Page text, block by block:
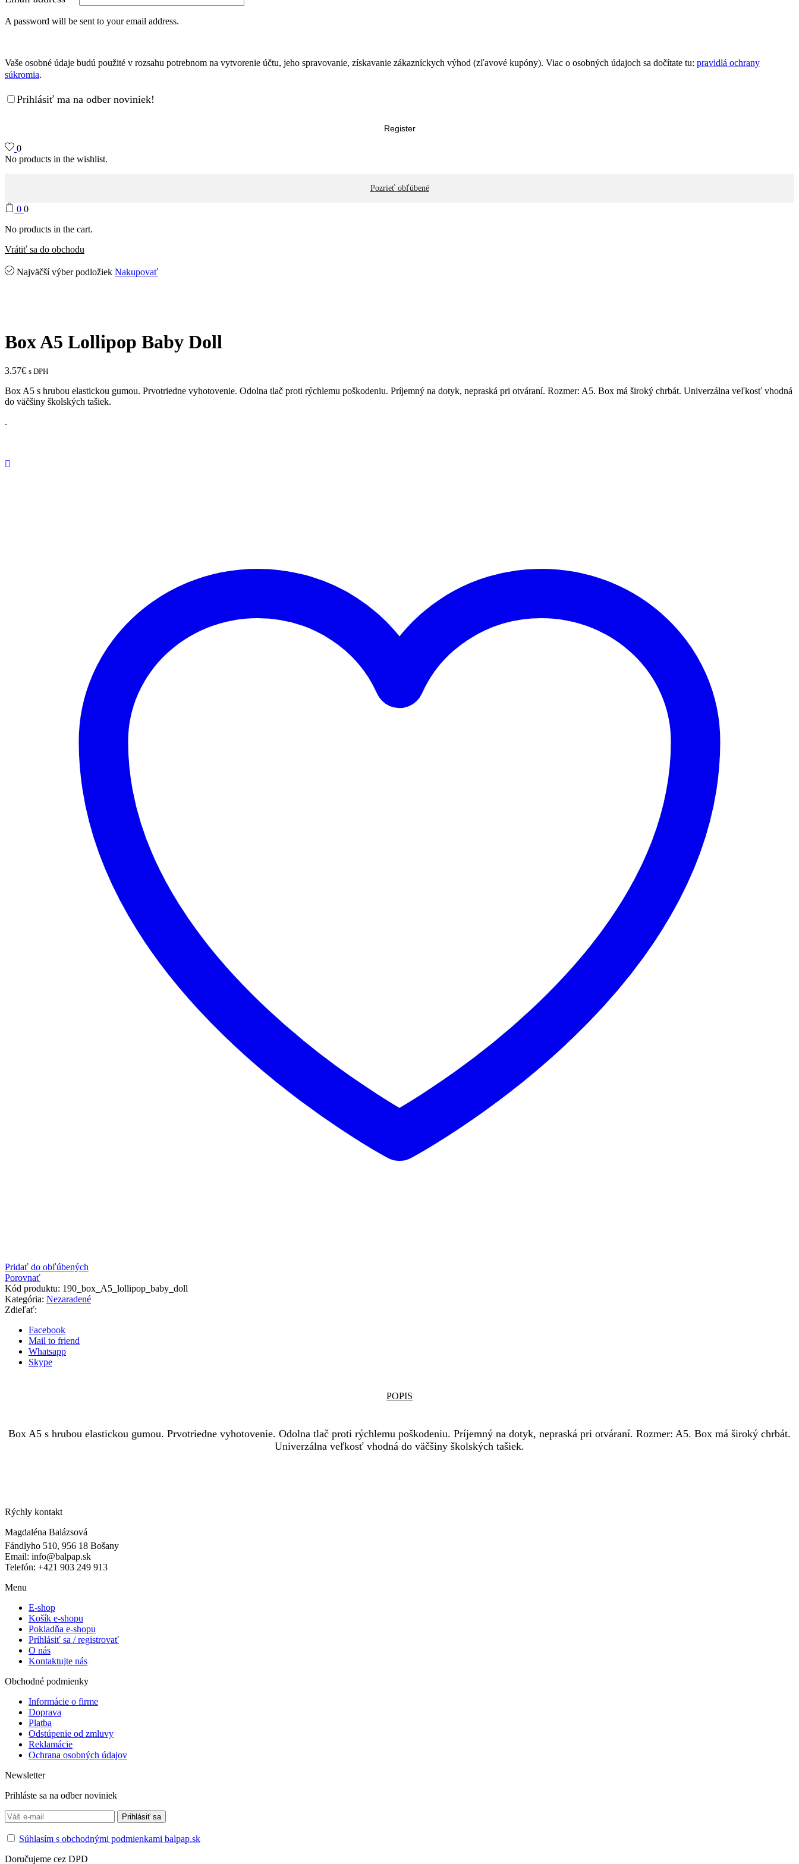
A password will be sent to your email address.
Vaše osobné údaje budú použité v rozsahu potrebnom na vytvorenie účtu, jeho spravovanie, získavanie zákazníckych výhod (zľavové kupóny). Viac o osobných údajoch sa dočítate tu: pravidlá ochrany
súkromia.
Prihlásiť ma na odber noviniek!
Register
0
No products in the wishlist.
Pozrieť obľúbené
0 0
No products in the cart.
Vrátiť sa do obchodu
Najväčší výber podložiek Nakupovať
Box A5 Lollipop Baby Doll
3.57€ s DPH
Box A5 s hrubou elastickou gumou. Prvotriedne vyhotovenie. Odolna tlač proti rýchlemu poškodeniu. Príjemný na dotyk, nepraská pri otváraní. Rozmer: A5. Box má široký chrbát. Univerzálna veľkosť vhodná
do väčšiny školských tašiek.
.
Pridať do obľúbených
Porovnať
Kód produktu: 190_box_A5_lollipop_baby_doll
Kategória: Nezaradené
Zdieľať:
Facebook
Mail to friend
Whatsapp
Skype
POPIS
Box A5 s hrubou elastickou gumou. Prvotriedne vyhotovenie. Odolna tlač proti rýchlemu poškodeniu. Príjemný na dotyk, nepraská pri otváraní. Rozmer: A5. Box má široký chrbát.
Univerzálna veľkosť vhodná do väčšiny školských tašiek.
Rýchly kontakt
Magdaléna Balázsová
Fándlyho 510, 956 18 Bošany
Email: info@balpap.sk
Telefón: +421 903 249 913
Menu
E-shop
Košík e-shopu
Pokladňa e-shopu
Prihlásiť sa / registrovať
O nás
Kontaktujte nás
Obchodné podmienky
Informácie o firme
Doprava
Platba
Odstúpenie od zmluvy
Reklamácie
Ochrana osobných údajov
Newsletter
Prihláste sa na odber noviniek
Súhlasím s obchodnými podmienkami balpap.sk
Doručujeme cez DPD